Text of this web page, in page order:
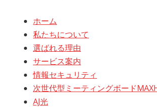
ホーム
私たちについて
選ばれる理由
サービス案内
情報セキュリティ
次世代型ミーティングボード
AJ光